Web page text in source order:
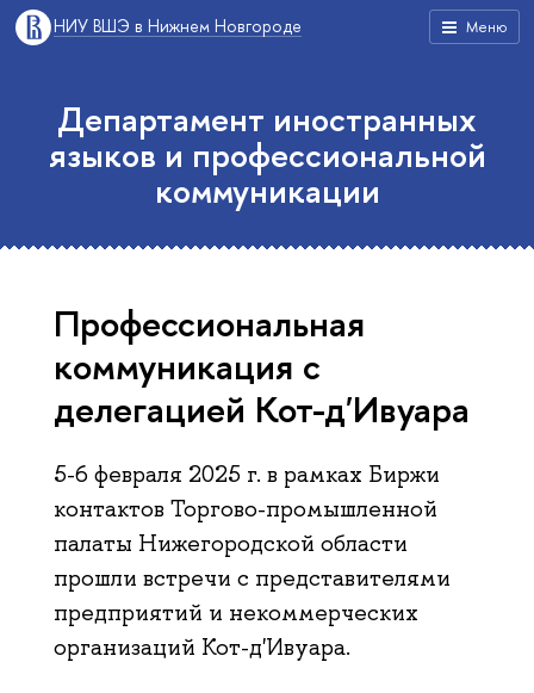
Меню
НИУ ВШЭ в Нижнем Новгороде
Департамент иностранных
языков и профессиональной
коммуникации
Профессиональная
коммуникация с
делегацией Кот-д'Ивуара
5-6 февраля 2025 г. в рамках Биржи
контактов Торгово-промышленной
палаты Нижегородской области
прошли встречи с представителями
предприятий и некоммерческих
организаций Кот-д'Ивуара.